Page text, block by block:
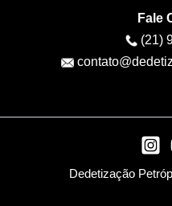
Fale
(21)
Dedetização